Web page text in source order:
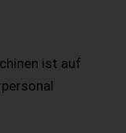
ist auf